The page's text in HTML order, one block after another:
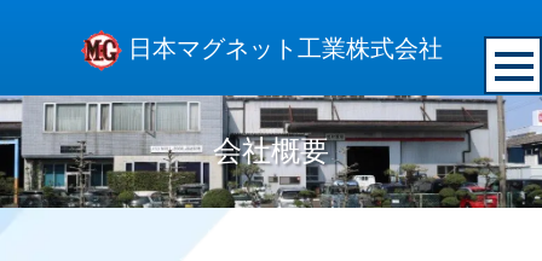
日本マグネット工業株式会社
会社概要